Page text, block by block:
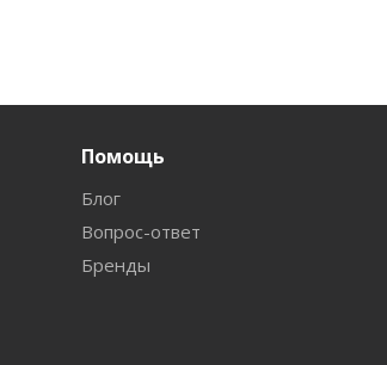
Помощь
Блог
Вопрос-ответ
Бренды